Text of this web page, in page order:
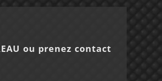
ou prenez contact